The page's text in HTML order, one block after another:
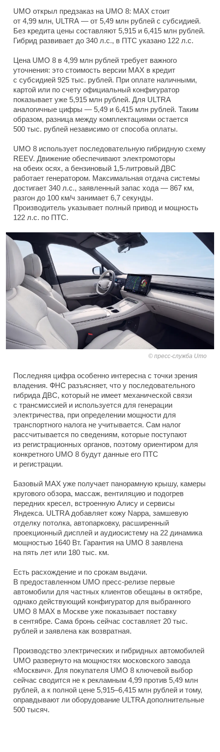
UMO открыл предзаказ на UMO 8: MAX стоит
от 4,99 млн, ULTRA — от 5,49 млн рублей с субсидией.
Без кредита цены составляют 5,915 и 6,415 млн рублей.
Гибрид развивает до 340 л.с., в ПТС указано 122 л.с.
Цена UMO 8 в 4,99 млн рублей требует важного
уточнения: это стоимость версии MAX в кредит
с субсидией 925 тыс. рублей. При оплате наличными,
картой или по счету официальный конфигуратор
показывает уже 5,915 млн рублей. Для ULTRA
аналогичные цифры — 5,49 и 6,415 млн рублей. Таким
образом, разница между комплектациями остается
500 тыс. рублей независимо от способа оплаты.
UMO 8 использует последовательную гибридную схему
REEV. Движение обеспечивают электромоторы
на обеих осях, а бензиновый 1,5-литровый ДВС
работает генератором. Максимальная отдача системы
достигает 340 л.с., заявленный запас хода — 867 км,
разгон до 100 км/ч занимает 6,7 секунды.
Производитель указывает полный привод и мощность
122 л.с. по ПТС.
пресс-служба Umo
Последняя цифра особенно интересна с точки зрения
владения. ФНС разъясняет, что у последовательного
гибрида ДВС, который не имеет механической связи
с трансмиссией и используется для генерации
электричества, при определении мощности для
транспортного налога не учитывается. Сам налог
рассчитывается по сведениям, которые поступают
из регистрационных органов, поэтому ориентиром для
конкретного UMO 8 будут данные его ПТС
и регистрации.
Базовый MAX уже получает панорамную крышу, камеры
кругового обзора, массаж, вентиляцию и подогрев
передних кресел, встроенную Алису и сервисы
Яндекса. ULTRA добавляет кожу Nappa, замшевую
отделку потолка, автопарковку, расширенный
проекционный дисплей и аудиосистему на 22 динамика
мощностью 1640 Вт. Гарантия на UMO 8 заявлена
на пять лет или 180 тыс. км.
Есть расхождение и по срокам выдачи.
В предоставленном UMO пресс-релизе первые
автомобили для частных клиентов обещаны в октябре,
однако действующий конфигуратор для выбранного
UMO 8 MAX в Москве уже показывает поставку
в сентябре. Сама бронь сейчас составляет 20 тыс.
рублей и заявлена как возвратная.
Производство электрических и гибридных автомобилей
UMO развернуто на мощностях московского завода
«Москвич». Для покупателя UMO 8 ключевой выбор
сейчас сводится не к рекламным 4,99 против 5,49 млн
рублей, а к полной цене 5,915–6,415 млн рублей и тому,
оправдывают ли оборудование ULTRA дополнительные
500 тысяч.